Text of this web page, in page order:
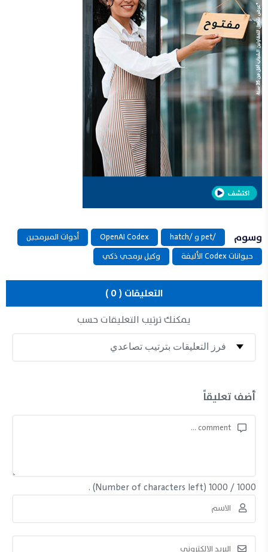
وسوم /pet و /hatch OpenAI Codex
أدوات المبرمجين
حيوانات Codex الأليفة
وكيل برمجي ذكي
التعليقات ( 0 )
يمكنك ترتيب التعليقات حسب
أضف تعليقاً
1000
/
1000
(Number of characters left) .